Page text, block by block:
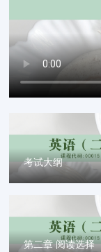
考试大纲
第二章 阅读选择